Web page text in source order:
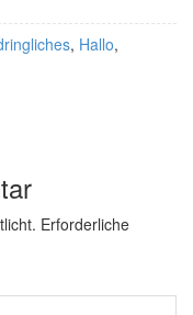
, Hallo,
Erforderliche